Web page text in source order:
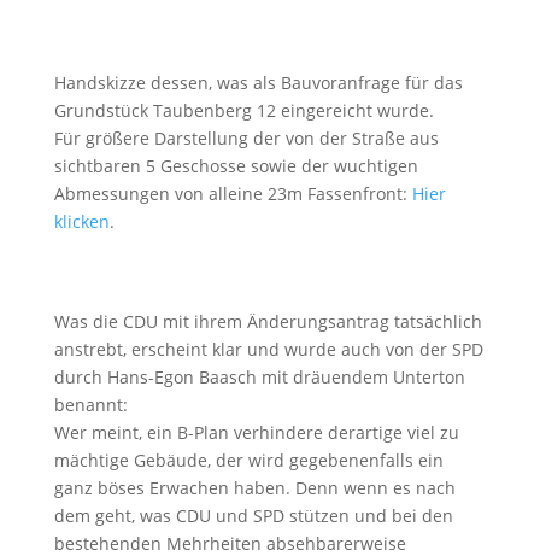
Handskizze dessen, was als Bauvoranfrage für das
Grundstück Taubenberg 12 eingereicht wurde.
Für größere Darstellung der von der Straße aus
sichtbaren 5 Geschosse sowie der wuchtigen
Abmessungen von alleine 23m Fassenfront: Hier
klicken.
Was die CDU mit ihrem Änderungsantrag tatsächlich
anstrebt, erscheint klar und wurde auch von der SPD
durch Hans-Egon Baasch mit dräuendem Unterton
benannt:
Wer meint, ein B-Plan verhindere derartige viel zu
mächtige Gebäude, der wird gegebenenfalls ein
ganz böses Erwachen haben. Denn wenn es nach
dem geht, was CDU und SPD stützen und bei den
bestehenden Mehrheiten absehbarerweise